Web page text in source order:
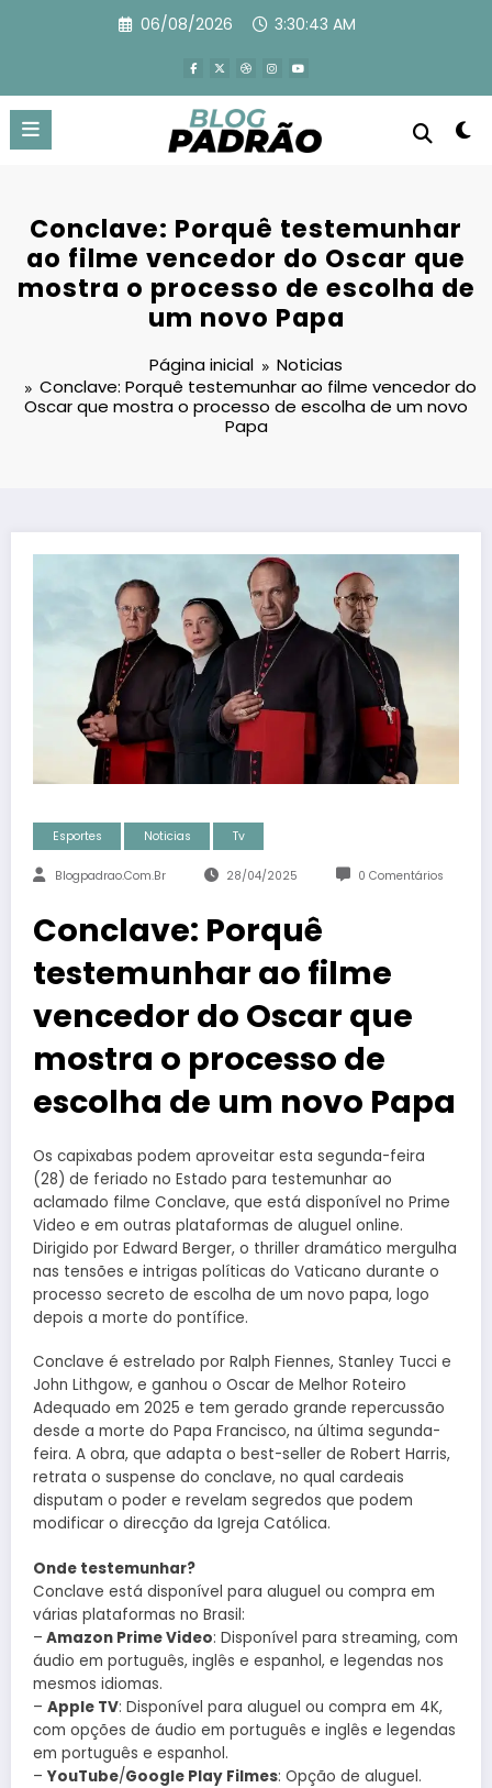
06/08/2026 3:30:44 AM
Conclave: Porquê testemunhar
ao filme vencedor do Oscar que
mostra o processo de escolha de
um novo Papa
Página inicial
Noticias
Conclave: Porquê testemunhar ao filme vencedor do
Oscar que mostra o processo de escolha de um novo
Papa
Esportes Noticias Tv
Blogpadrao.com.br 28/04/2025 0 Comentários
Conclave: Porquê
testemunhar ao filme
vencedor do Oscar que
mostra o processo de
escolha de um novo Papa
Os capixabas podem aproveitar esta segunda-feira
(28) de feriado no Estado para testemunhar ao
aclamado filme Conclave, que está disponível no Prime
Video e em outras plataformas de aluguel online.
Dirigido por Edward Berger, o thriller dramático mergulha
nas tensões e intrigas políticas do Vaticano durante o
processo secreto de escolha de um novo papa, logo
depois a morte do pontífice.
Conclave é estrelado por Ralph Fiennes, Stanley Tucci e
John Lithgow, e ganhou o Oscar de Melhor Roteiro
Adequado em 2025 e tem gerado grande repercussão
desde a morte do Papa Francisco, na última segunda-
feira. A obra, que adapta o best-seller de Robert Harris,
retrata o suspense do conclave, no qual cardeais
disputam o poder e revelam segredos que podem
modificar o direcção da Igreja Católica.
Onde testemunhar?
Conclave está disponível para aluguel ou compra em
várias plataformas no Brasil:
– Amazon Prime Video: Disponível para streaming, com
áudio em português, inglês e espanhol, e legendas nos
mesmos idiomas.
– Apple TV: Disponível para aluguel ou compra em 4K,
com opções de áudio em português e inglês e legendas
em português e espanhol.
– YouTube/Google Play Filmes: Opção de aluguel.